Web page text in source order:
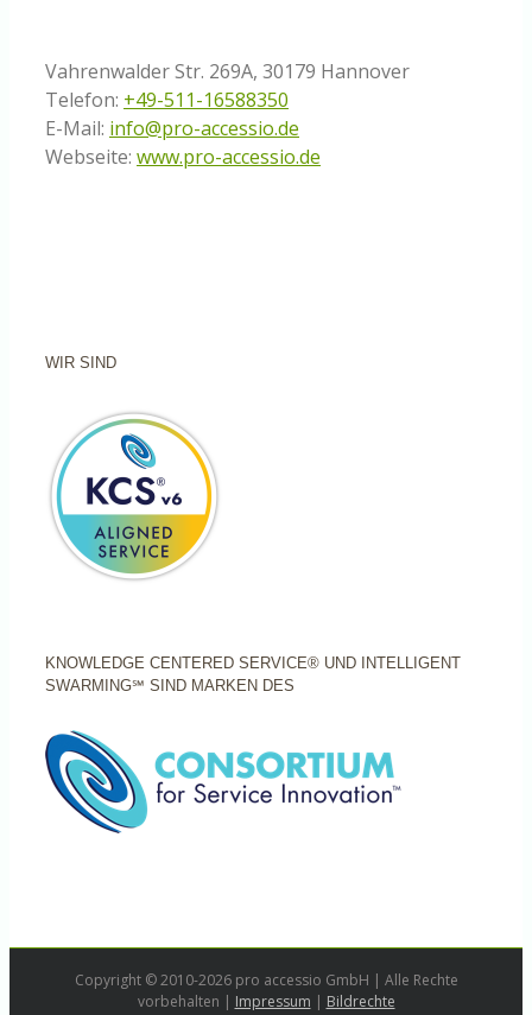
Vahrenwalder Str. 269A, 30179 Hannover
Telefon: +49-511-16588350
E-Mail: info@pro-accessio.de
Webseite: www.pro-accessio.de
WIR SIND
KNOWLEDGE CENTERED SERVICE® UND INTELLIGENT
SWARMING℠ SIND MARKEN DES
Copyright © 2010-2026 pro accessio GmbH | Alle Rechte
vorbehalten | Impressum | Bildrechte